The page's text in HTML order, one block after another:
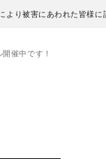
より被害にあわれた皆様
催中です！